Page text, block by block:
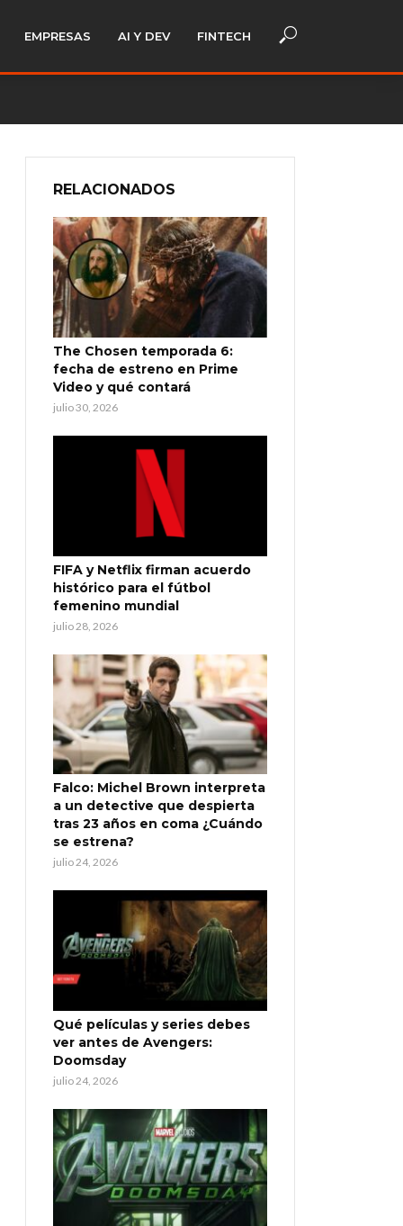
EMPRESAS AI Y DEV FINTECH
RELACIONADOS
The Chosen temporada 6:
fecha de estreno en Prime
Video y qué contará
julio 30, 2026
FIFA y Netflix firman acuerdo
histórico para el fútbol
femenino mundial
julio 28, 2026
Falco: Michel Brown interpreta
a un detective que despierta
tras 23 años en coma ¿Cuándo
se estrena?
julio 24, 2026
Qué películas y series debes
ver antes de Avengers:
Doomsday
julio 24, 2026